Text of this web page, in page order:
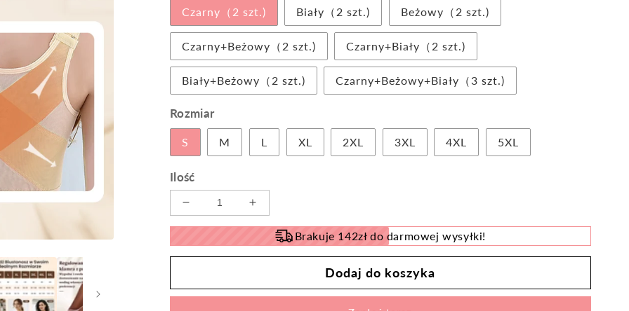
Czarny（2 szt.) Biały（2 szt.) Beżowy（2 szt.)
Czarny+Beżowy（2 szt.) Czarny+Biały（2 szt.)
Biały+Beżowy（2 szt.) Czarny+Beżowy+Biały（3 szt.)
Rozmiar
S M L XL 2XL 3XL 4XL 5XL
Ilość
Zmniejsz
ilość
Cool【1+1
Zwiększ
ilość
Cool【1+1
Brakuje 142zł do darmowej wysyłki!
Dodaj do koszyka